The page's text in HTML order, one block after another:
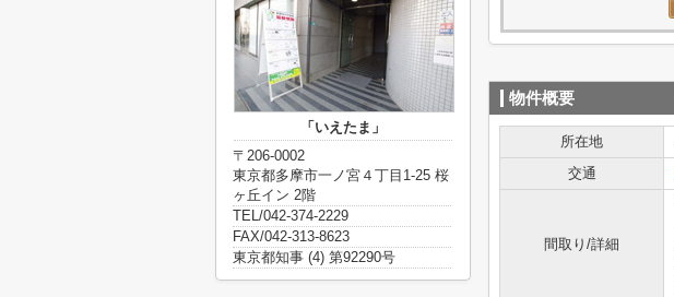
物件概要
所在地
交通
間取り/詳細
「いえたま」
〒206-0002
東京都多摩市一ノ宮４丁目1-25 桜
ヶ丘イン 2階
TEL/042-374-2229
FAX/042-313-8623
東京都知事 (4) 第92290号